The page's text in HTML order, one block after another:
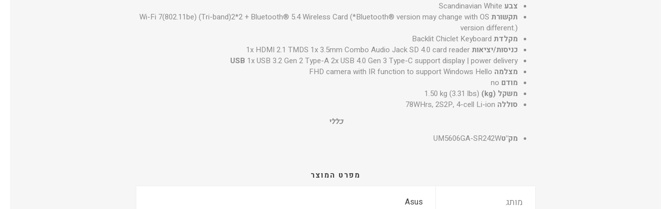
צבע Scandinavian White
תקשורת Wi-Fi 7(802.11be) (Tri-band)2*2 + Bluetooth® 5.4 Wireless Card (*Bluetooth® version may change with OS
version different.)
מקלדת Backlit Chiclet Keyboard
כניסות/יציאות1x HDMI 2.1 TMDS 1x 3.5mm Combo Audio Jack SD 4.0 card reader
USB 1x USB 3.2 Gen 2 Type-A 2x USB 4.0 Gen 3 Type-C support display | power delivery
מצלמה FHD camera with IR function to support Windows Hello
מודם no
משקל (kg)
1.50 kg (3.31 lbs)
סוללה 78WHrs, 2S2P, 4-cell Li-ion
כללי
מק"טUM5606GA-SR242W
מפרט המוצר
מותג Asus